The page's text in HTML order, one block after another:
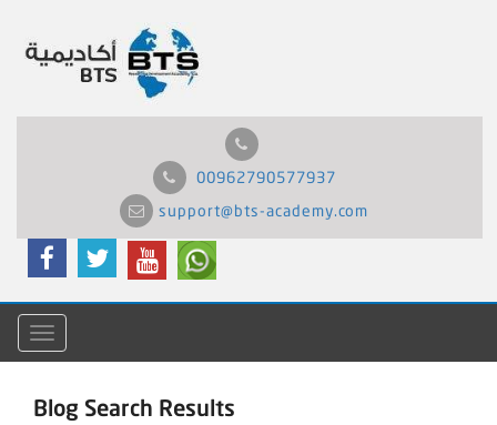
00962790577937
support@bts-academy.com
Menu
Blog Search Results